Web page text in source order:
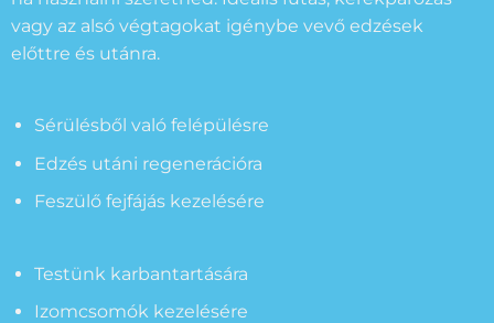
vagy az alsó végtagokat igénybe vevő edzések
előttre és utánra.
Sérülésből való felépülésre
Edzés utáni regenerációra
Feszülő fejfájás kezelésére
Testünk karbantartására
Izomcsomók kezelésére